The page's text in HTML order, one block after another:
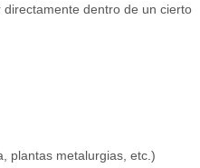
dentro de un cierto
plantas metalurgias, etc.)